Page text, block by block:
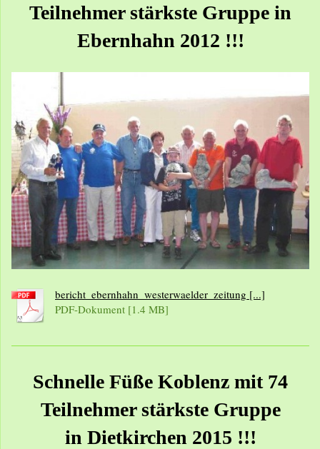
Teilnehmer stärkste Gruppe in
Ebernhahn 2012 !!!
bericht_ebernhahn_westerwaelder_zeitung [...]
PDF-Dokument [1.4 MB]
Schnelle Füße Koblenz mit 74
Teilnehmer stärkste Gruppe
in Dietkirchen 2015 !!!